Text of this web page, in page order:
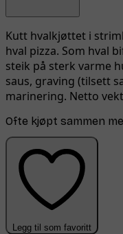
Kutt hvalkjøttet i
hval pizza. Som hval
steik på sterk varme
saus, graving (tilsett
marinering. Netto
Ofte kjøpt sammen
Legg til som favoritt